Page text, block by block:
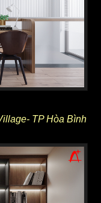
TP Hòa Bình